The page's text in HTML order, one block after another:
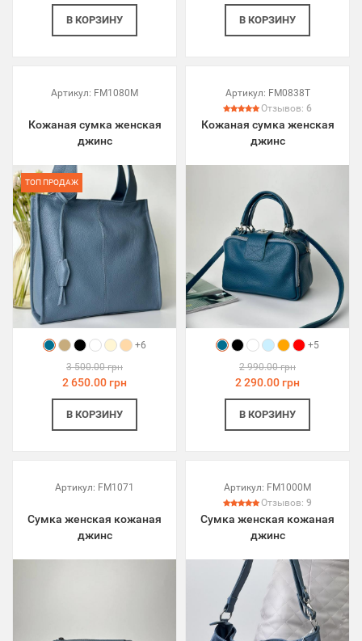
В КОРЗИНУ В КОРЗИНУ
Артикул: FM1080M
Кожаная сумка женская
джинс
ТОП ПРОДАЖ
+6
3 500.00 грн
2 650.00 грн
В КОРЗИНУ
Артикул: FM0838T
Отзывов: 6
Кожаная сумка женская
джинс
+5
2 990.00 грн
2 290.00 грн
В КОРЗИНУ
Артикул: FM1071
Сумка женская кожаная
джинс
Артикул: FM1000M
Отзывов: 9
Сумка женская кожаная
джинс